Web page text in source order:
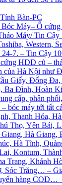
Bàn-PC
Máy– Ổ
Máy/ Tin Cậy
Western,
7. – Tin Cậy
HDD cũ –
của Hà Nội như
Giấy, Đống
Ba Đình, Hoàn
cấp, phân
bóc máy tới tất
Thanh Hóa,
Thọ, Yên Bái,
Hà Giang,
Hà Tĩnh,
Kontum,
Trang, Khánh
Sóc Trăng… –
hàng COD…